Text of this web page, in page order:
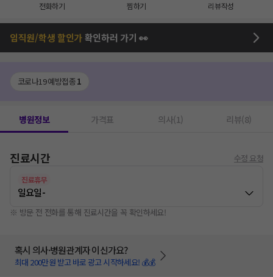
전화하기 찜하기 리뷰작성
임직원/학생 할인가확인하러 가기 👀
코로나19 예방접종1
병원정보 가격표 의사(1) 리뷰(8)
진료시간 수정 요청
진료휴무
일요일-
※ 방문 전 전화를 통해 진료시간을 꼭 확인하세요!
혹시 의사·병원관계자 이신가요?
최대 200만원 받고 바로 광고 시작하세요! 💰💰